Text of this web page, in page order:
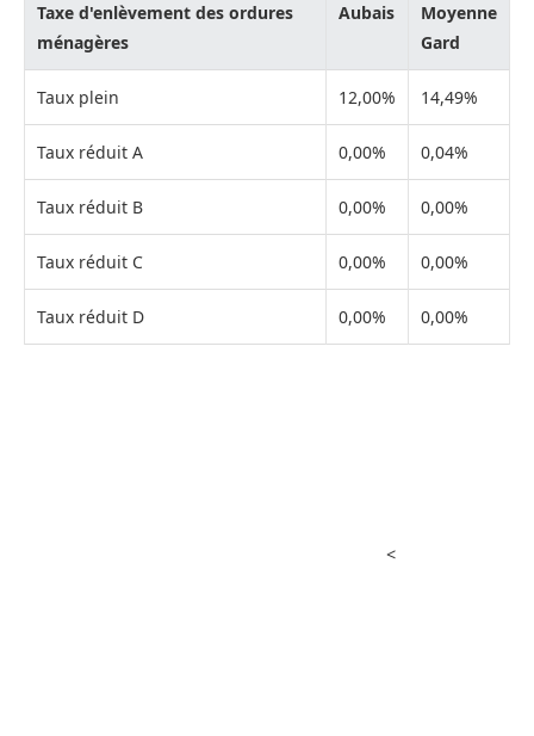
Taxe d'enlèvement des ordures
ménagères
Aubais
Moyenne
Gard
Taux plein 12,00% 14,49%
Taux réduit A 0,00% 0,04%
Taux réduit B 0,00% 0,00%
Taux réduit C 0,00% 0,00%
Taux réduit D 0,00% 0,00%
<